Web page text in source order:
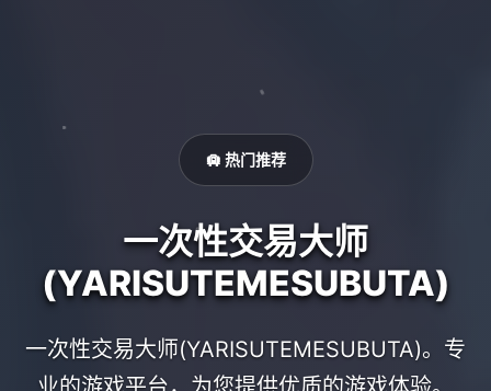
🛄 热门推荐
一次性交易大师
(YARISUTEMESUBUTA)
一次性交易大师(YARISUTEMESUBUTA)。专